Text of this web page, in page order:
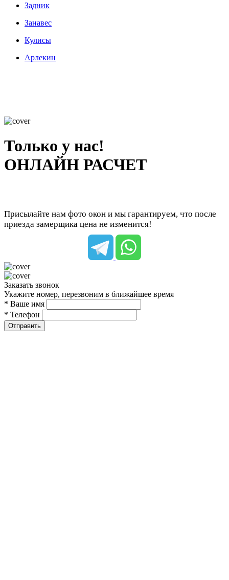
Задник
Занавес
Кулисы
Арлекин
Только у нас!
ОНЛАЙН РАСЧЕТ
Присылайте нам фото окон и мы гарантируем, что после
приезда замерщика цена не изменится!
Заказать звонок
Укажите номер, перезвоним в ближайшее время
* Ваше имя
* Телефон
Отправить